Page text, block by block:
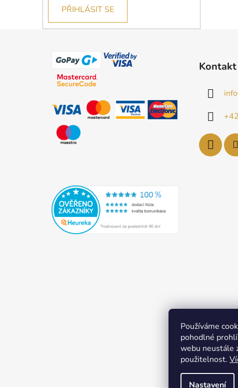
Používáme
pohodlné
webu neustále
použitelnost.
Nastavení
PŘIHLÁSIT SE
Kontakt
info